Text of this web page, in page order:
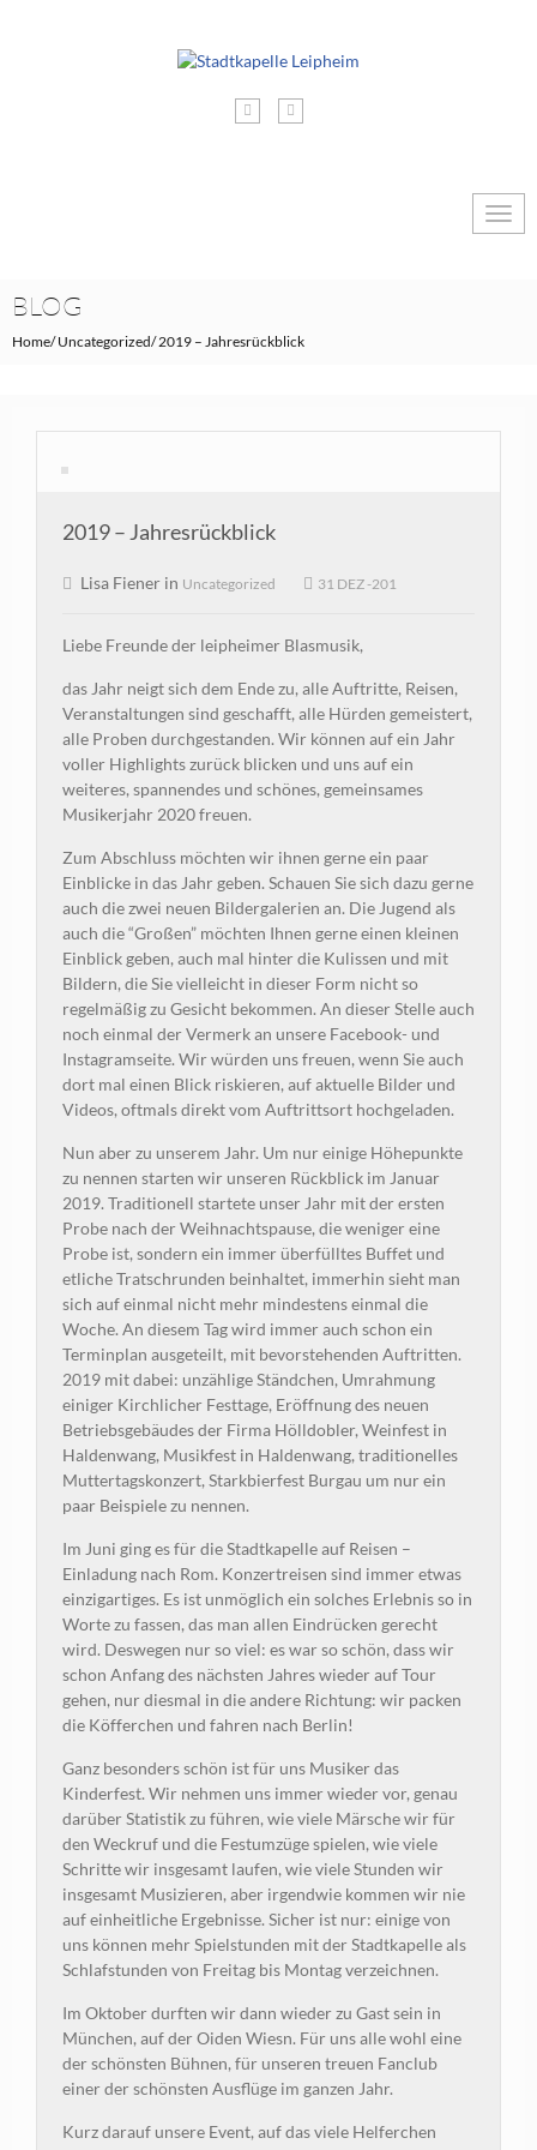
BLOG
Home Uncategorized 2019 – Jahresrückblick
2019 – Jahresrückblick
Lisa Fiener in Uncategorized 31 DEZ -201
Liebe Freunde der leipheimer Blasmusik,
das Jahr neigt sich dem Ende zu, alle Auftritte, Reisen,
Veranstaltungen sind geschafft, alle Hürden gemeistert,
alle Proben durchgestanden. Wir können auf ein Jahr
voller Highlights zurück blicken und uns auf ein
weiteres, spannendes und schönes, gemeinsames
Musikerjahr 2020 freuen.
Zum Abschluss möchten wir ihnen gerne ein paar
Einblicke in das Jahr geben. Schauen Sie sich dazu gerne
auch die zwei neuen Bildergalerien an. Die Jugend als
auch die “Großen” möchten Ihnen gerne einen kleinen
Einblick geben, auch mal hinter die Kulissen und mit
Bildern, die Sie vielleicht in dieser Form nicht so
regelmäßig zu Gesicht bekommen. An dieser Stelle auch
noch einmal der Vermerk an unsere Facebook- und
Instagramseite. Wir würden uns freuen, wenn Sie auch
dort mal einen Blick riskieren, auf aktuelle Bilder und
Videos, oftmals direkt vom Auftrittsort hochgeladen.
Nun aber zu unserem Jahr. Um nur einige Höhepunkte
zu nennen starten wir unseren Rückblick im Januar
2019. Traditionell startete unser Jahr mit der ersten
Probe nach der Weihnachtspause, die weniger eine
Probe ist, sondern ein immer überfülltes Buffet und
etliche Tratschrunden beinhaltet, immerhin sieht man
sich auf einmal nicht mehr mindestens einmal die
Woche. An diesem Tag wird immer auch schon ein
Terminplan ausgeteilt, mit bevorstehenden Auftritten.
2019 mit dabei: unzählige Ständchen, Umrahmung
einiger Kirchlicher Festtage, Eröffnung des neuen
Betriebsgebäudes der Firma Hölldobler, Weinfest in
Haldenwang, Musikfest in Haldenwang, traditionelles
Muttertagskonzert, Starkbierfest Burgau um nur ein
paar Beispiele zu nennen.
Im Juni ging es für die Stadtkapelle auf Reisen –
Einladung nach Rom. Konzertreisen sind immer etwas
einzigartiges. Es ist unmöglich ein solches Erlebnis so in
Worte zu fassen, das man allen Eindrücken gerecht
wird. Deswegen nur so viel: es war so schön, dass wir
schon Anfang des nächsten Jahres wieder auf Tour
gehen, nur diesmal in die andere Richtung: wir packen
die Köfferchen und fahren nach Berlin!
Ganz besonders schön ist für uns Musiker das
Kinderfest. Wir nehmen uns immer wieder vor, genau
darüber Statistik zu führen, wie viele Märsche wir für
den Weckruf und die Festumzüge spielen, wie viele
Schritte wir insgesamt laufen, wie viele Stunden wir
insgesamt Musizieren, aber irgendwie kommen wir nie
auf einheitliche Ergebnisse. Sicher ist nur: einige von
uns können mehr Spielstunden mit der Stadtkapelle als
Schlafstunden von Freitag bis Montag verzeichnen.
Im Oktober durften wir dann wieder zu Gast sein in
München, auf der Oiden Wiesn. Für uns alle wohl eine
der schönsten Bühnen, für unseren treuen Fanclub
einer der schönsten Ausflüge im ganzen Jahr.
Kurz darauf unsere Event, auf das viele Helferchen